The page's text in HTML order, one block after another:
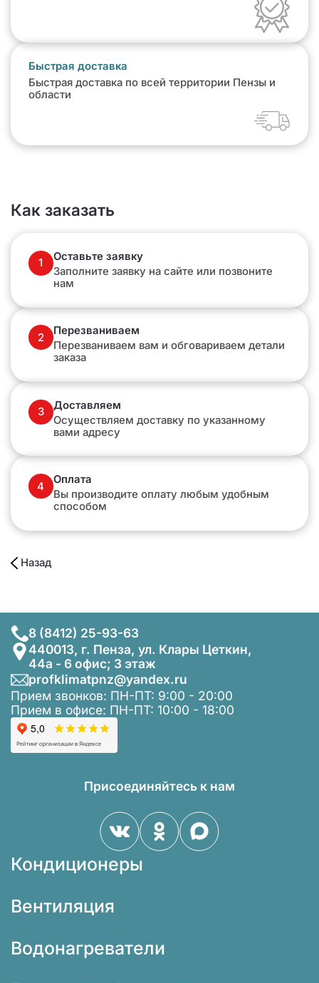
Быстрая доставка
Быстрая доставка по всей территории Пензы и
области
Как заказать
1
Оставьте заявку
Заполните заявку на сайте или позвоните
нам
2
Перезваниваем
Перезваниваем вам и обговариваем детали
заказа
3
Доставляем
Осуществляем доставку по указанному
вами адресу
4
Оплата
Вы производите оплату любым удобным
способом
Назад
8 (8412) 25-93-63
440013, г. Пенза, ул. Клары Цеткин,
44а - 6 офис; 3 этаж
profklimatpnz@yandex.ru
Прием звонков: ПН-ПТ: 9:00 - 20:00
Прием в офисе: ПН-ПТ: 10:00 - 18:00
Присоединяйтесь к нам
Кондиционеры
Вентиляция
Водонагреватели